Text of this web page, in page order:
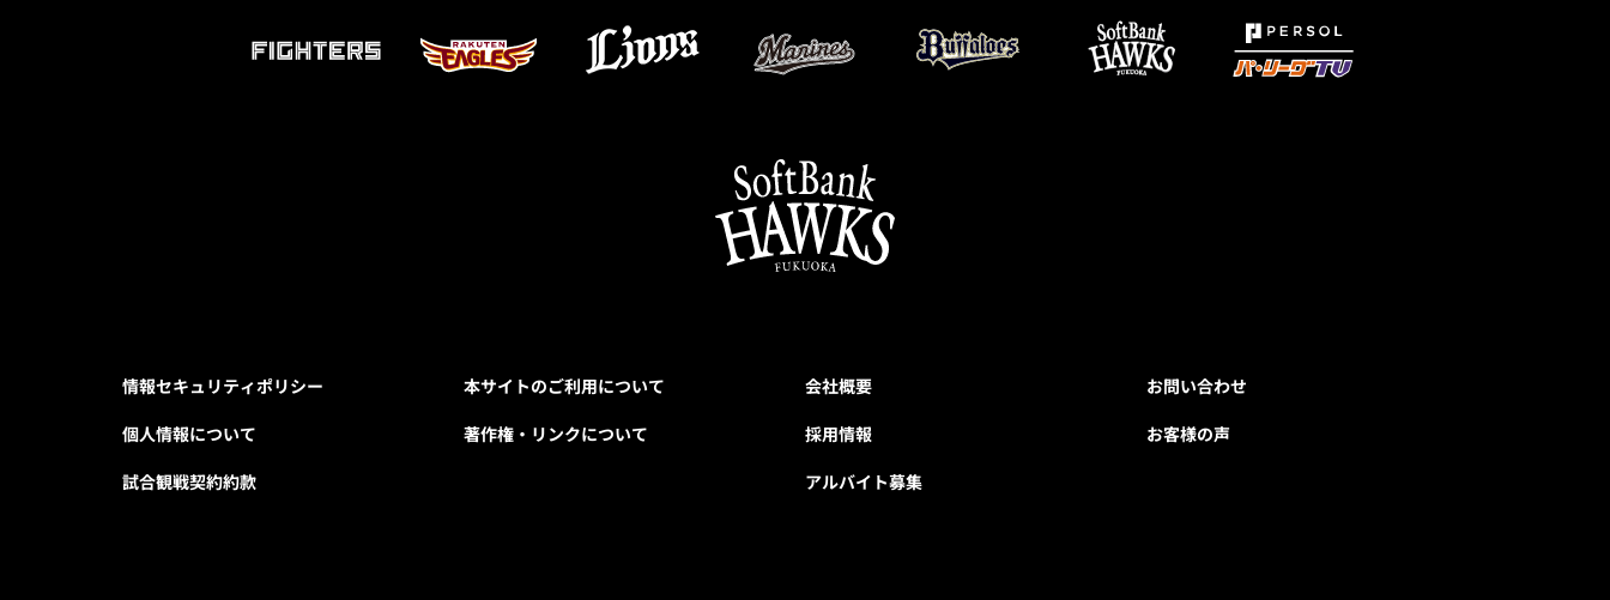
情報セキュリティポリシー
個人情報について
試合観戦契約約款
本サイトのご利用について
著作権・リンクについて
会社概要
採用情報
アルバイト募集
お問い合わせ
お客様の声